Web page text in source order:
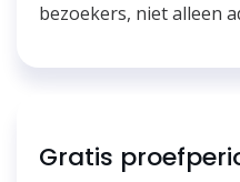
bezoekers, niet alleen
Gratis